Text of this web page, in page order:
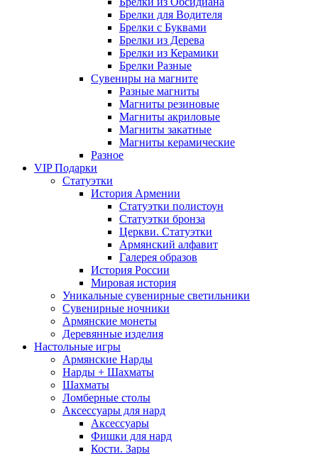
Брелки для Водителя
Брелки с Буквами
Брелки из Дерева
Брелки из Керамики
Брелки Разные
Сувениры на магните
Разные магниты
Магниты резиновые
Магниты акриловые
Магниты закатные
Магниты керамические
Разное
VIP Подарки
Статуэтки
История Армении
Статуэтки полистоун
Статуэтки бронза
Церкви. Статуэтки
Армянский алфавит
Галерея образов
История России
Мировая история
Уникальные сувенирные светильники
Сувенирные ночники
Армянские монеты
Деревянные изделия
Настольные игры
Армянские Нарды
Нарды + Шахматы
Шахматы
Ломберные столы
Аксессуары для нард
Аксессуары
Фишки для нард
Кости. Зары